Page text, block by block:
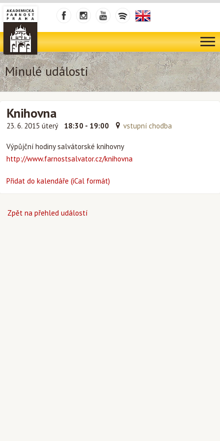
Minulé události
Knihovna
23. 6. 2015 úterý 18:30 - 19:00 vstupní chodba
Výpůjční hodiny salvátorské knihovny
http://www.farnostsalvator.cz/knihovna
Přidat do kalendáře (iCal formát)
Zpět na přehled událostí